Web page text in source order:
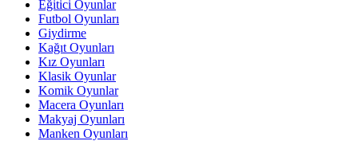
Eğitici Oyunlar
Futbol Oyunları
Giydirme
Kağıt Oyunları
Kız Oyunları
Klasik Oyunlar
Komik Oyunlar
Macera Oyunları
Makyaj Oyunları
Manken Oyunları